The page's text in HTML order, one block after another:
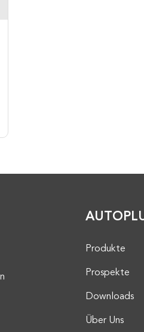
Produkte
Prospekte
Downloads
Über Uns